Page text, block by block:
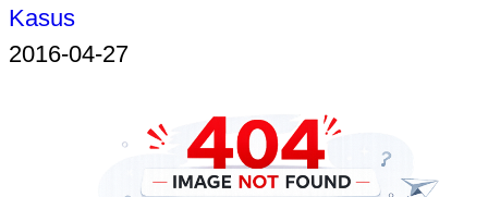
Kasus
2016-04-27